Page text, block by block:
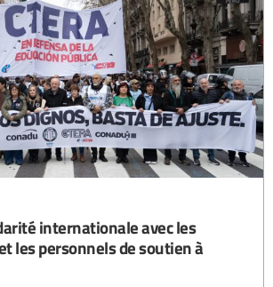
internationale avec les
les personnels de soutien à